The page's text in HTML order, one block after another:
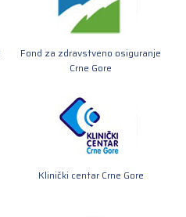
Fond za zdravstveno osiguranje
Crne Gore
Klinički centar Crne Gore